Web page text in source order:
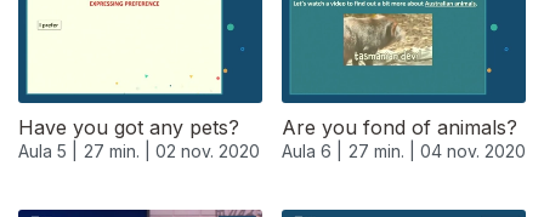
Have you got any pets?
Aula 5 | 27 min. | 02 nov. 2020
Are you fond of animals?
Aula 6 | 27 min. | 04 nov. 2020